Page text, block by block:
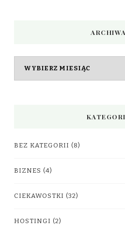
ARCHIWA
BEZ KATEGORII (8)
BIZNES (4)
CIEKAWOSTKI (32)
HOSTINGI (2)